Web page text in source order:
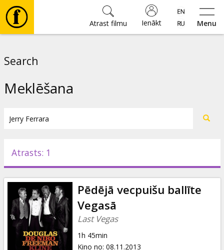
Menu
Ienākt
Atrast filmu
Pasākumi
Ziņas
Dāvanu
kartes
Search
Meklēšana
Atrasts: 1
Pēdējā vecpuišu ballīte
Vegasā
Last Vegas
1h 45min
Kino no: 08.11.2013